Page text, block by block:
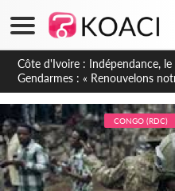
Sierra Leone : Un projet de
gestation, points clés des
CONGO (RDC)